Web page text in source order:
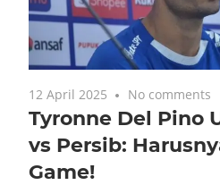
12 April 2025 No comments
Tyronne Del Pino
vs Persib:
Game!